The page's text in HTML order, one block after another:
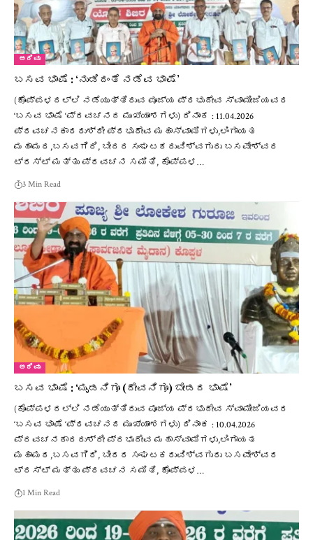
ಅರಿವು
ಬಸವ ಭಾಷೆ : ‘ನುಡಿದಂತೆ ನಡೆವ ಭಾಷೆ’
(ಕೊಪ್ಪಳದಲ್ಲಿ ನಡೆಯುತ್ತಿರುವ ಪೂಜ್ಯ ಪ್ರಭುದೇವ ಸ್ವಾಮೀಜಿಯವರ
‘ಬಸವ ಭಾಷೆ ‘ಪ್ರವಚನದ ಮುಖ್ಯಾಂಶಗಳು) ದಿನಾಂಕ : 11.04.2026
ಪ್ರವಚನಕಾರರುಶ್ರೀ ಪ್ರಭುದೇವ ಮಹಾಸ್ವಾಮಿಗಳು,ಲಿಂಗಾಯತ
ಮಹಾಮಠ,ಬಸವಗಿರಿ, ಬೀದರ ಸಂಘಟಕರುವಿಶ್ವಗುರು ಬಸವೇಶ್ವರ
ಟ್ರಸ್ಟ್ ಮತ್ತು ಪ್ರವಚನ ಸಮಿತಿ, ಕೊಪ್ಪಳ…
3 Min Read
ಅರಿವು
ಬಸವ ಭಾಷೆ : ‘ಮೃಡನಿಗೂ (ದೇವನಿಗೂ) ಬೇಡದ ಭಾಷೆ’
(ಕೊಪ್ಪಳದಲ್ಲಿ ನಡೆಯುತ್ತಿರುವ ಪೂಜ್ಯ ಪ್ರಭುದೇವ ಸ್ವಾಮೀಜಿಯವರ
‘ಬಸವ ಭಾಷೆ ‘ಪ್ರವಚನದ ಮುಖ್ಯಾಂಶಗಳು) ದಿನಾಂಕ : 10.04.2026
ಪ್ರವಚನಕಾರರುಶ್ರೀ ಪ್ರಭುದೇವ ಮಹಾಸ್ವಾಮಿಗಳು,ಲಿಂಗಾಯತ
ಮಹಾಮಠ,ಬಸವಗಿರಿ, ಬೀದರ ಸಂಘಟಕರುವಿಶ್ವಗುರು ಬಸವೇಶ್ವರ
ಟ್ರಸ್ಟ್ ಮತ್ತು ಪ್ರವಚನ ಸಮಿತಿ, ಕೊಪ್ಪಳ…
1 Min Read